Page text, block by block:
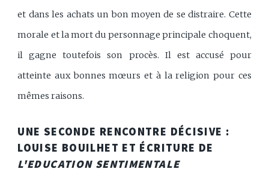
et dans les achats un bon moyen de se distraire. Cette
morale et la mort du personnage principale choquent,
il gagne toutefois son procès. Il est accusé pour
atteinte aux bonnes mœurs et à la religion pour ces
mêmes raisons.
UNE SECONDE RENCONTRE DÉCISIVE :
LOUISE BOUILHET ET ÉCRITURE DE
L'EDUCATION SENTIMENTALE